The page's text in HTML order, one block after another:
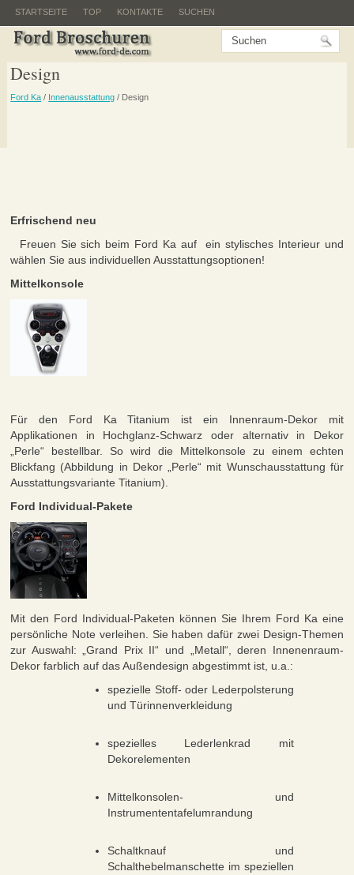
STARTSEITE TOP KONTAKTE SUCHEN
Design
Ford Ka / Innenausstattung / Design
Erfrischend neu
Freuen Sie sich beim Ford Ka auf ein stylisches Interieur und
wählen Sie aus individuellen Ausstattungsoptionen!
Mittelkonsole
Für den Ford Ka Titanium ist ein Innenraum-Dekor mit
Applikationen in Hochglanz-Schwarz oder alternativ in Dekor
„Perle“ bestellbar. So wird die Mittelkonsole zu einem echten
Blickfang (Abbildung in Dekor „Perle“ mit Wunschausstattung für
Ausstattungsvariante Titanium).
Ford Individual-Pakete
Mit den Ford Individual-Paketen können Sie Ihrem Ford Ka eine
persönliche Note verleihen. Sie haben dafür zwei Design-Themen
zur Auswahl: „Grand Prix II“ und „Metall“, deren Innenenraum-
Dekor farblich auf das Außendesign abgestimmt ist, u.a.:
spezielle Stoff- oder Lederpolsterung
und Türinnenverkleidung
spezielles Lederlenkrad mit
Dekorelementen
Mittelkonsolen- und
Instrumententafelumrandung
Schaltknauf und
Schalthebelmanschette im speziellen